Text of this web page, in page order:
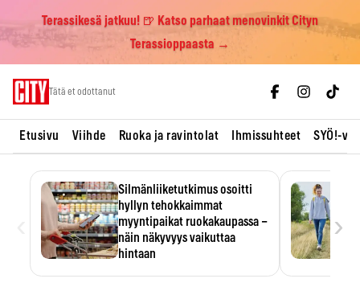
Terassikesä jatkuu! 🍺 Katso parhaat menovinkit Cityn
Terassioppaasta →
Tätä et odottanut
Etusivu Viihde Ruoka ja ravintolat Ihmissuhteet SYÖ!-
Silmänliiketutkimus osoitti
hyllyn tehokkaimmat
myyntipaikat ruokakaupassa –
näin näkyvyys vaikuttaa
hintaan
›